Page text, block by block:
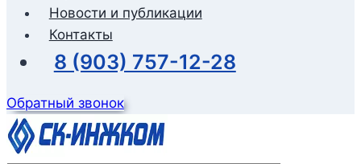
Новости и публикации
Контакты
8 (903) 757-12-28
Обратный звонок